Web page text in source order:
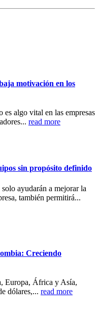
motivación en los
algo vital en las empresas
read more
sin propósito definido
ayudarán a mejorar la
también permitirá...
Creciendo
Europa, África y Asía,
dólares,... read more